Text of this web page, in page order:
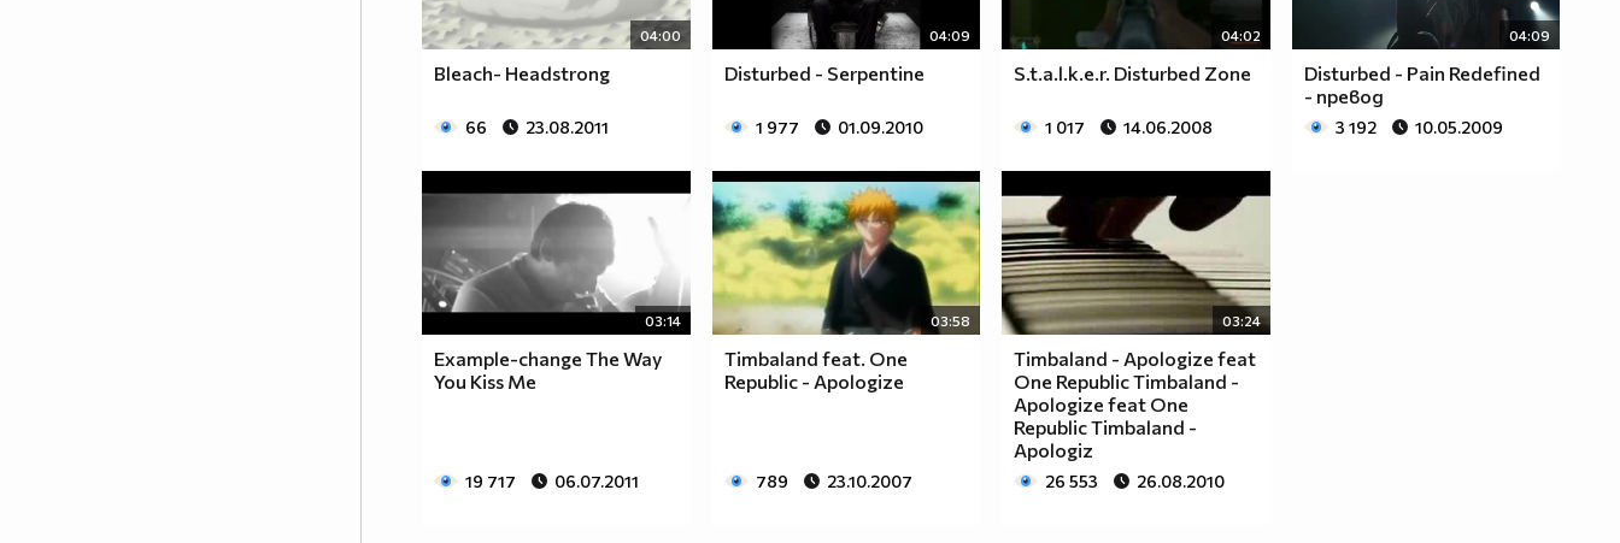
04:00
Bleach- Headstrong
66 23.08.2011
04:09
Disturbed - Serpentine
1 977 01.09.2010
04:02
S.t.a.l.k.e.r. Disturbed Zone
1 017 14.06.2008
04:09
Disturbed - Pain Redefined
- превод
3 192 10.05.2009
03:14
Example-change The Way
You Kiss Me
19 717 06.07.2011
03:58
Timbaland feat. One
Republic - Apologize
789 23.10.2007
03:24
Timbaland - Apologize feat
One Republic Timbaland -
Apologize feat One
Republic Timbaland -
Apologiz
26 553 26.08.2010